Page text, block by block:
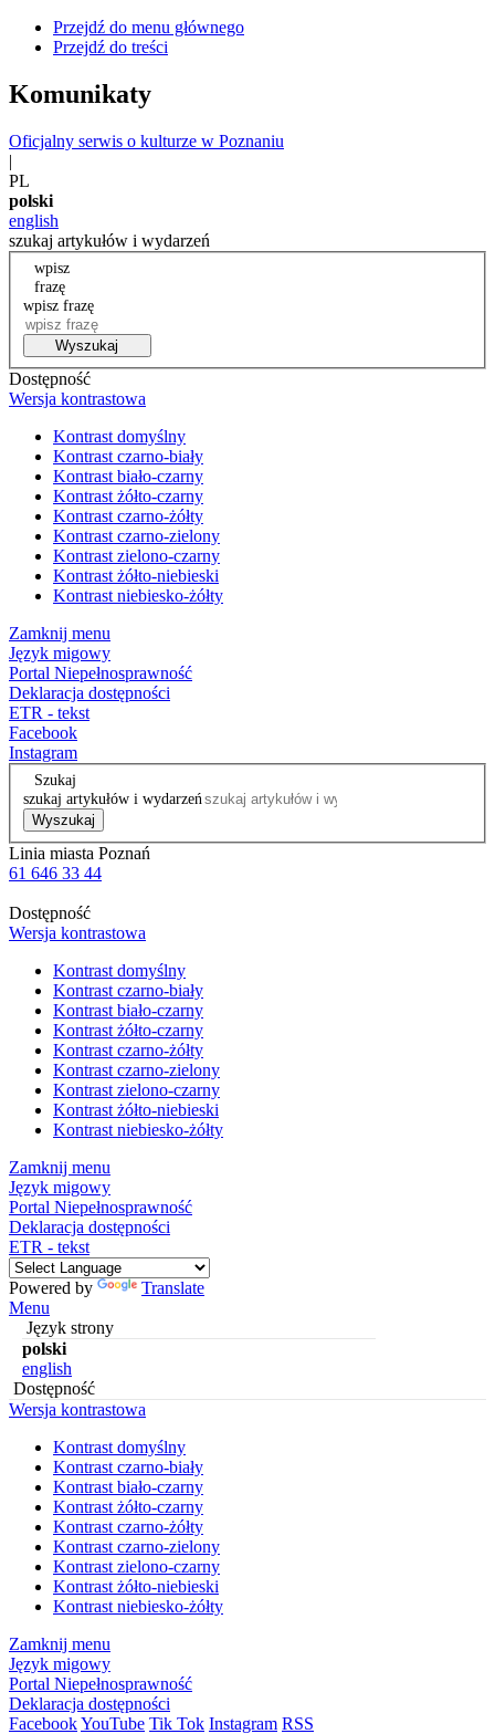
Przejdź do menu głównego
Przejdź do treści
Komunikaty
Oficjalny serwis o kulturze w Poznaniu
|
PL
polski
english
szukaj artykułów i wydarzeń
wpisz
frazę
wpisz frazę
Wyszukaj
Dostępność
Wersja kontrastowa
Kontrast domyślny
Kontrast czarno-biały
Kontrast biało-czarny
Kontrast żółto-czarny
Kontrast czarno-żółty
Kontrast czarno-zielony
Kontrast zielono-czarny
Kontrast żółto-niebieski
Kontrast niebiesko-żółty
Zamknij menu
Język migowy
Portal Niepełnosprawność
Deklaracja dostępności
ETR - tekst
Facebook
Instagram
Szukaj
szukaj artykułów i wydarzeń
Wyszukaj
Linia miasta Poznań
61 646 33 44
Dostępność
Wersja kontrastowa
Kontrast domyślny
Kontrast czarno-biały
Kontrast biało-czarny
Kontrast żółto-czarny
Kontrast czarno-żółty
Kontrast czarno-zielony
Kontrast zielono-czarny
Kontrast żółto-niebieski
Kontrast niebiesko-żółty
Zamknij menu
Język migowy
Portal Niepełnosprawność
Deklaracja dostępności
ETR - tekst
Powered by
Translate
Menu
Język strony
polski
english
Dostępność
Wersja kontrastowa
Kontrast domyślny
Kontrast czarno-biały
Kontrast biało-czarny
Kontrast żółto-czarny
Kontrast czarno-żółty
Kontrast czarno-zielony
Kontrast zielono-czarny
Kontrast żółto-niebieski
Kontrast niebiesko-żółty
Zamknij menu
Język migowy
Portal Niepełnosprawność
Deklaracja dostępności
FacebookYouTube Tik Tok Instagram RSS